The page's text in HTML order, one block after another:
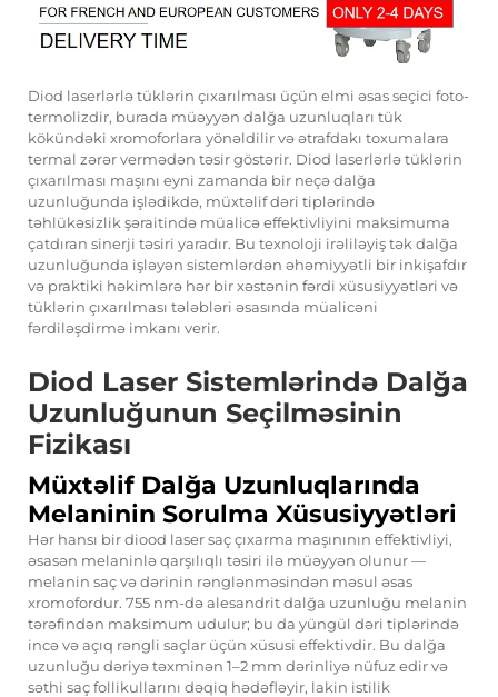
Diod laserlərlə tüklərin çıxarılması üçün elmi əsas seçici foto-
termolizdir, burada müəyyən dalğa uzunluqları tük
kökündəki xromoforlara yönəldilir və ətrafdakı toxumalara
termal zərər vermədən təsir göstərir. Diod laserlərlə tüklərin
çıxarılması maşını eyni zamanda bir neçə dalğa
uzunluğunda işlədikdə, müxtəlif dəri tiplərində
təhlükəsizlik şəraitində müalicə effektivliyini maksimuma
çatdıran sinerji təsiri yaradır. Bu texnoloji irəliləyiş tək dalğa
uzunluğunda işləyən sistemlərdən əhəmiyyətli bir inkişafdır
və praktiki həkimlərə hər bir xəstənin fərdi xüsusiyyətləri və
tüklərin çıxarılması tələbləri əsasında müalicəni
fərdiləşdirmə imkanı verir.
Diod Laser Sistemlərində Dalğa
Uzunluğunun Seçilməsinin
Fizikası
Müxtəlif Dalğa Uzunluqlarında
Melaninin Sorulma Xüsusiyyətləri
Hər hansı bir diood laser saç çıxarma maşınının effektivliyi,
əsasən melaninlə qarşılıqlı təsiri ilə müəyyən olunur —
melanin saç və dərinin rənglənməsindən məsul əsas
xromofordur. 755 nm-də alesandrit dalğa uzunluğu melanin
tərəfindən maksimum udulur; bu da yüngül dəri tiplərində
incə və açıq rəngli saçlar üçün xüsusi effektivdir. Bu dalğa
uzunluğu dəriyə təxminən 1–2 mm dərinliyə nüfuz edir və
səthi saç follikullarını dəqiq hədəfləyir, lakin istilik